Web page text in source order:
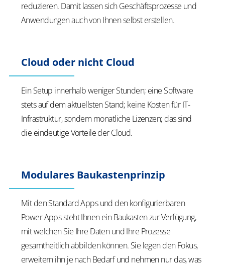
reduzieren. Damit lassen sich Geschäftsprozesse und
Anwendungen auch von Ihnen selbst erstellen.
Cloud oder nicht Cloud
Ein Setup innerhalb weniger Stunden; eine Software
stets auf dem aktuellsten Stand; keine Kosten für IT-
Infrastruktur, sondern monatliche Lizenzen; das sind
die eindeutige Vorteile der Cloud.
Modulares Baukastenprinzip
Mit den Standard Apps und den konfigurierbaren
Power Apps steht Ihnen ein Baukasten zur Verfügung,
mit welchen Sie Ihre Daten und Ihre Prozesse
gesamtheitlich abbilden können. Sie legen den Fokus,
erweitern ihn je nach Bedarf und nehmen nur das, was